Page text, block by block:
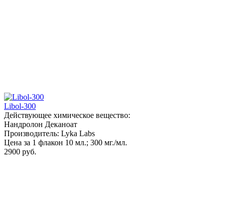
Libol-300
Действующее химическое вещество:
Нандролон Деканоат
Производитель: Lyka Labs
Цена за 1 флакон 10 мл.; 300 мг./мл.
2900 руб.